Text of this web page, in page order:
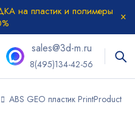
на пластик и полимеры
sales@3d-m.ru
8(495)134-42-56
ABS GEO пластик PrintProduct